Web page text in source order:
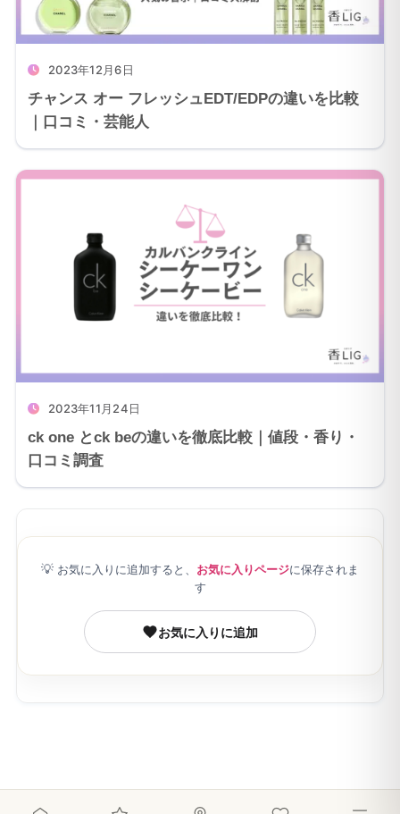
2023年12月6日
チャンス オー フレッシュEDT/EDPの違いを比較
｜口コミ・芸能人
2023年11月24日
ck one とck beの違いを徹底比較｜値段・香り・
口コミ調査
💡 お気に入りに追加すると、 お気に入りページに保存されま
す
お気に入りに追加